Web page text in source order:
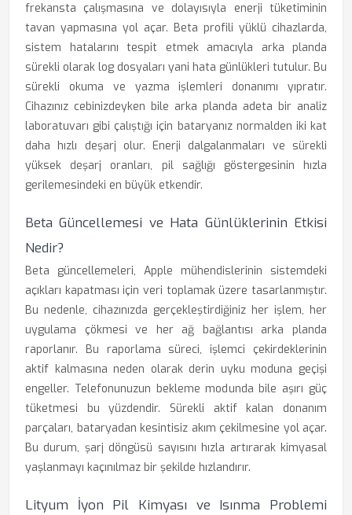
frekansta çalışmasına ve dolayısıyla enerji tüketiminin
tavan yapmasına yol açar. Beta profili yüklü cihazlarda,
sistem hatalarını tespit etmek amacıyla arka planda
sürekli olarak log dosyaları yani hata günlükleri tutulur. Bu
sürekli okuma ve yazma işlemleri donanımı yıpratır.
Cihazınız cebinizdeyken bile arka planda adeta bir analiz
laboratuvarı gibi çalıştığı için bataryanız normalden iki kat
daha hızlı deşarj olur. Enerji dalgalanmaları ve sürekli
yüksek deşarj oranları, pil sağlığı göstergesinin hızla
gerilemesindeki en büyük etkendir.
Beta Güncellemesi ve Hata Günlüklerinin Etkisi
Nedir?
Beta güncellemeleri, Apple mühendislerinin sistemdeki
açıkları kapatması için veri toplamak üzere tasarlanmıştır.
Bu nedenle, cihazınızda gerçekleştirdiğiniz her işlem, her
uygulama çökmesi ve her ağ bağlantısı arka planda
raporlanır. Bu raporlama süreci, işlemci çekirdeklerinin
aktif kalmasına neden olarak derin uyku moduna geçişi
engeller. Telefonunuzun bekleme modunda bile aşırı güç
tüketmesi bu yüzdendir. Sürekli aktif kalan donanım
parçaları, bataryadan kesintisiz akım çekilmesine yol açar.
Bu durum, şarj döngüsü sayısını hızla artırarak kimyasal
yaşlanmayı kaçınılmaz bir şekilde hızlandırır.
Lityum İyon Pil Kimyası ve Isınma Problemi